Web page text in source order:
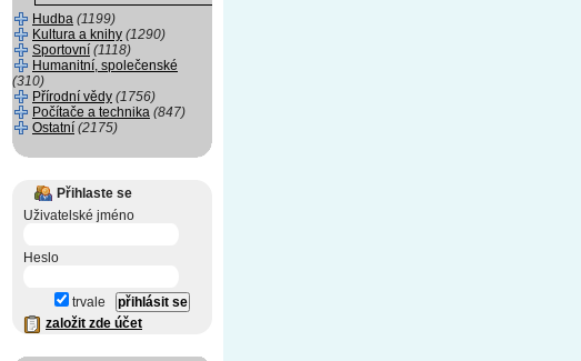
Hudba (1199)
Kultura a knihy (1290)
Sportovní (1118)
Humanitní, společenské
(310)
Přírodní vědy (1756)
Počítače a technika (847)
Ostatní (2175)
Přihlaste se
Uživatelské jméno
Heslo
trvale
založit zde účet